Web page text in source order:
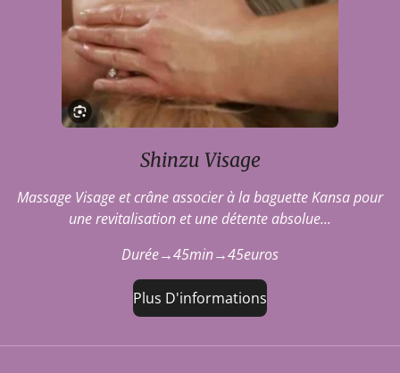
Shinzu Visage
Massage Visage et crâne associer à la baguette Kansa pour
une revitalisation et une détente absolue...
Durée→45min→45euros
Plus D'informations